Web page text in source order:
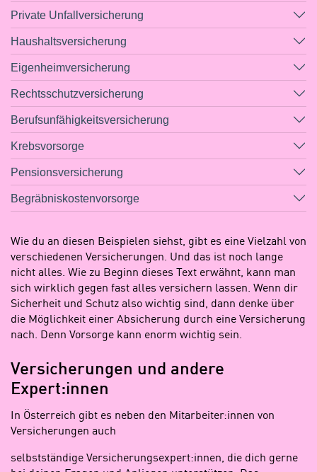
Private Unfallversicherung
Haushaltsversicherung
Eigenheimversicherung
Rechtsschutzversicherung
Berufsunfähigkeitsversicherung
Krebsvorsorge
Pensionsversicherung
Begräbniskostenvorsorge
Wie du an diesen Beispielen siehst, gibt es eine Vielzahl von
verschiedenen Versicherungen. Und das ist noch lange
nicht alles. Wie zu Beginn dieses Text erwähnt, kann man
sich wirklich gegen fast alles versichern lassen. Wenn dir
Sicherheit und Schutz also wichtig sind, dann denke über
die Möglichkeit einer Absicherung durch eine Versicherung
nach. Denn Vorsorge kann enorm wichtig sein.
Versicherungen und andere
Expert:innen
In Österreich gibt es neben den Mitarbeiter:innen von
Versicherungen auch
selbstständige Versicherungsexpert:innen, die dich gerne